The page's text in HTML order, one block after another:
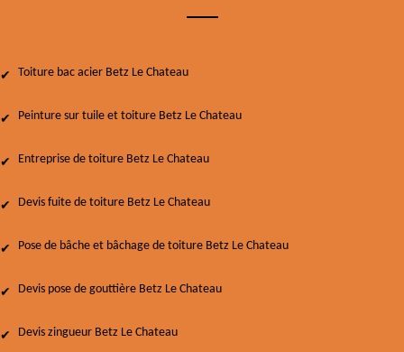
Toiture bac acier Betz Le Chateau
Peinture sur tuile et toiture Betz Le Chateau
Entreprise de toiture Betz Le Chateau
Devis fuite de toiture Betz Le Chateau
Pose de bâche et bâchage de toiture Betz Le Chateau
Devis pose de gouttière Betz Le Chateau
Devis zingueur Betz Le Chateau